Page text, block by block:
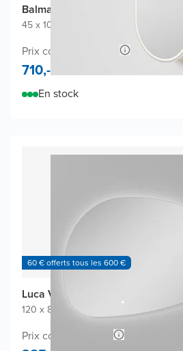
Balmani Mara armoire de toilette
45 x 100 cm Ovale
Prix conseillé 1.360,-
710,-
En stock
60 € offerts tous les 600 €
Luca Varess Organic miroir
120 x 80 cm|Miroir sans cadre|
Prix conseillé 680,-